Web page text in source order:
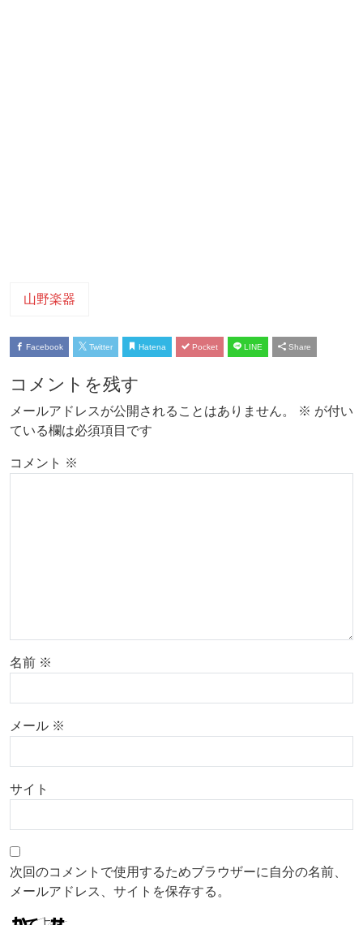
山野楽器
Facebook Twitter Hatena Pocket LINE Share
コメントを残す
メールアドレスが公開されることはありません。 ※ が付い
ている欄は必須項目です
コメント ※
名前 ※
メール ※
サイト
次回のコメントで使用するためブラウザーに自分の名前、
メールアドレス、サイトを保存する。